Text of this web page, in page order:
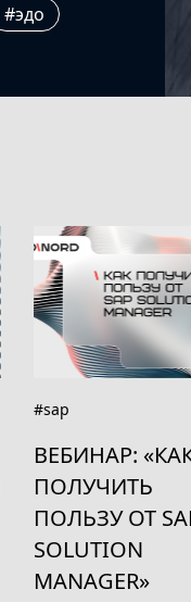
#эдо
#sap
ВЕБИНАР:
ПОЛУЧИТЬ
ПОЛЬЗУ ОТ
SOLUTION
MANAGER»